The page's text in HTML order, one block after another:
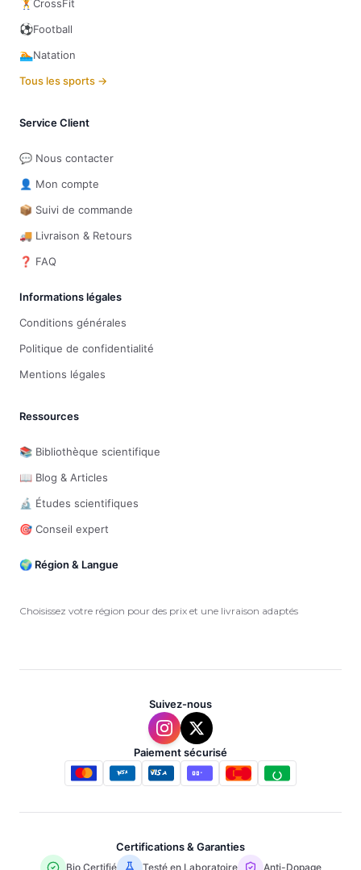
🏋️CrossFit
⚽Football
🏊Natation
Tous les sports →
Service Client
💬 Nous contacter
👤 Mon compte
📦 Suivi de commande
🚚 Livraison & Retours
❓ FAQ
Informations légales
Conditions générales
Politique de confidentialité
Mentions légales
Ressources
📚 Bibliothèque scientifique
📖 Blog & Articles
🔬 Études scientifiques
🎯 Conseil expert
🌍 Région & Langue
Choisissez votre région pour des prix et une livraison adaptés
Suivez-nous
Paiement sécurisé
Certifications & Garanties
Bio Certifié Testé en Laboratoire Anti-Dopage